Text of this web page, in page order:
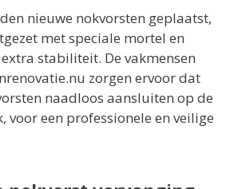
nieuwe nokvorsten geplaatst,
met speciale mortel en
stabiliteit. De vakmensen
zorgen ervoor dat
naadloos aansluiten op de
voor een professionele en veilige